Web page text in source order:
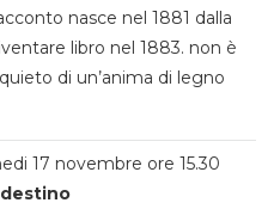
nasce nel 1881 dalla
libro nel 1883. non è
di un’anima di legno
17 novembre ore 15.30